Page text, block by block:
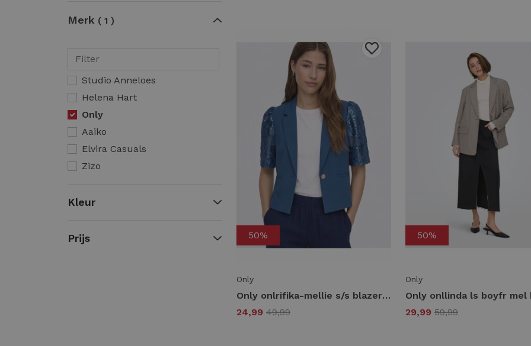
Merk 1
Studio Anneloes
Helena Hart
Only
Aaiko
Elvira Casuals
Zizo
Kleur
Prijs 50%
Only
Only onlrifika-mellie s/s blazer tlr cs 15372800 Blazers 5066660 dark blue
24,99 49,99
50%
Only
29,99 59,99